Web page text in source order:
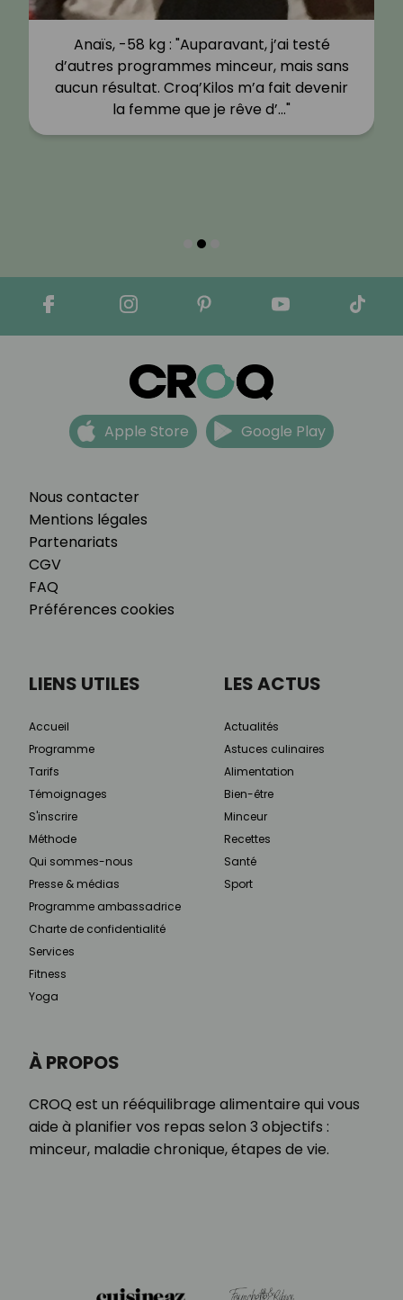
Anaïs, -58 kg : "Auparavant, j’ai testé
d’autres programmes minceur, mais sans
aucun résultat. Croq’Kilos m’a fait devenir
la femme que je rêve d’…"
Nous contacter
Mentions légales
Partenariats
CGV
FAQ
Préférences cookies
Apple Store Google Play
À PROPOS
CROQ est un rééquilibrage alimentaire qui vous
aide à planifier vos repas selon 3 objectifs :
minceur, maladie chronique, étapes de vie.
LIENS UTILES
Accueil
Programme
Tarifs
Témoignages
S'inscrire
Méthode
Qui sommes-nous
Presse & médias
Programme ambassadrice
Charte de confidentialité
Services
Fitness
Yoga
LES ACTUS
Actualités
Astuces culinaires
Alimentation
Bien-être
Minceur
Recettes
Santé
Sport